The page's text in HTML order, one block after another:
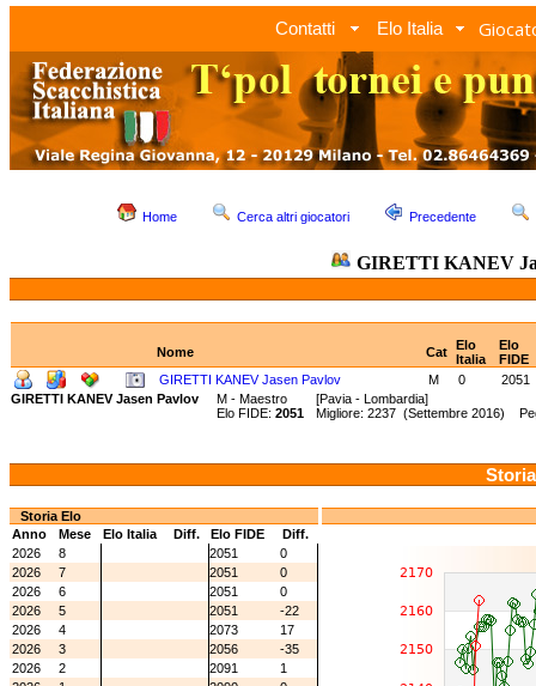
Contatti Elo Italia
Home Cerca altri giocatori Precedente
GIRETTI KANEV
Nome Cat Elo
Italia
Elo
FIDE
GIRETTI KANEV Jasen Pavlov
M 0
2051
GIRETTI KANEV Jasen Pavlov
M - Maestro [Pavia - Lombardia]
Elo FIDE: 2051 Migliore: 2237 (Settembre 2016)
Storia Elo
Anno
Mese Elo Italia Diff. Elo FIDE
Diff.
2026
8 2051
0
2026
7 2051
0
2026
6 2051
0
2026
5 2051
-22
2026
4 2073
17
2026
3 2056
-35
2026
2 2091
1